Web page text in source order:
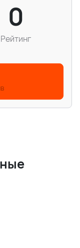
0
Рейтинг